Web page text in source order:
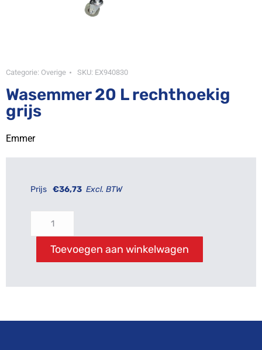
Categorie: Overige SKU: EX940830
Wasemmer 20 L rechthoekig
grijs
Emmer
Prijs €36,73 Excl. BTW
Toevoegen aan winkelwagen